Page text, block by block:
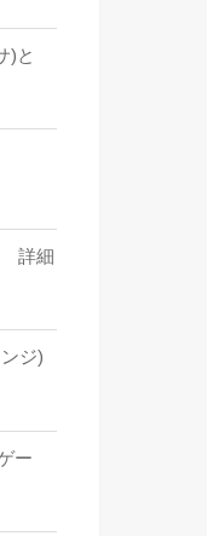
)と
詳細
ジ)
ー